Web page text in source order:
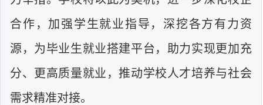
合作，加强学生就业指导，深挖各方有力资
源，为毕业生就业搭建平台，助力实现更加充
分、更高质量就业，推动学校人才培养与社会
需求精准对接。